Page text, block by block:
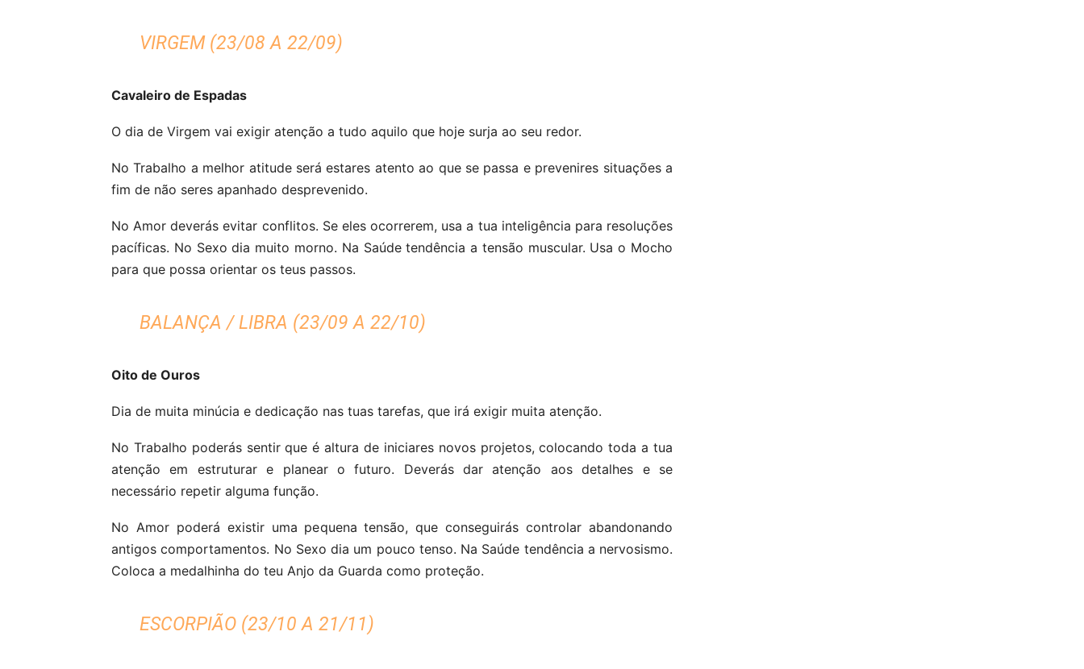
VIRGEM (23/08 A 22/09)
Cavaleiro de Espadas
O dia de Virgem vai exigir atenção a tudo aquilo que hoje surja ao seu redor.
No Trabalho a melhor atitude será estares atento ao que se passa e prevenires situações a
fim de não seres apanhado desprevenido.
No Amor deverás evitar conflitos. Se eles ocorrerem, usa a tua inteligência para resoluções
pacíficas. No Sexo dia muito morno. Na Saúde tendência a tensão muscular. Usa o Mocho
para que possa orientar os teus passos.
BALANÇA / LIBRA (23/09 A 22/10)
Oito de Ouros
Dia de muita minúcia e dedicação nas tuas tarefas, que irá exigir muita atenção.
No Trabalho poderás sentir que é altura de iniciares novos projetos, colocando toda a tua
atenção em estruturar e planear o futuro. Deverás dar atenção aos detalhes e se
necessário repetir alguma função.
No Amor poderá existir uma pequena tensão, que conseguirás controlar abandonando
antigos comportamentos. No Sexo dia um pouco tenso. Na Saúde tendência a nervosismo.
Coloca a medalhinha do teu Anjo da Guarda como proteção.
ESCORPIÃO (23/10 A 21/11)